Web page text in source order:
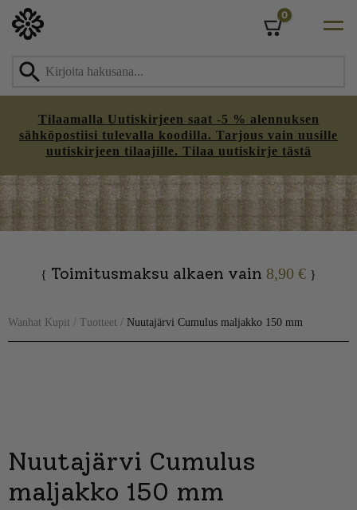
Tilaamalla Uutiskirjeen saat -5 % alennuksen
sähköpostiisi tulevalla koodilla. Tarjous vain uusille
uutiskirjeen tilaajille. Tilaa uutiskirje tästä
0
{ Toimitusmaksu alkaen vain 8,90 € }
Wanhat Kupit / Tuotteet / Nuutajärvi Cumulus maljakko 150 mm
Nuutajärvi Cumulus
maljakko 150 mm